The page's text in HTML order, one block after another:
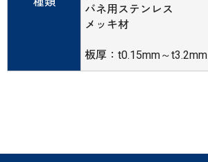
バネ用ステンレス
メッキ材
板厚：t0.15mm～t3.2mm